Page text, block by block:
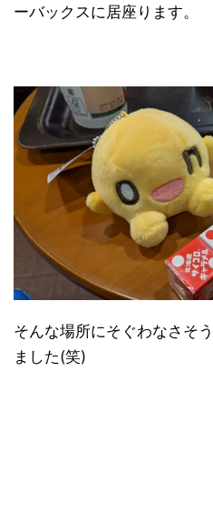
ーバックスに居座ります。
そんな場所にそぐわなさそ
ました(笑)